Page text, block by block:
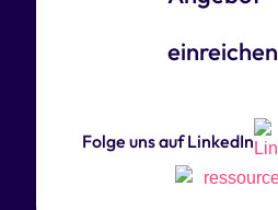
einreichen
Folge uns auf LinkedIn